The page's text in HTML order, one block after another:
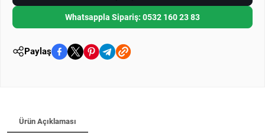
Whatsappla Sipariş: 0532 160 23 83
Paylaş
Ürün Açıklaması